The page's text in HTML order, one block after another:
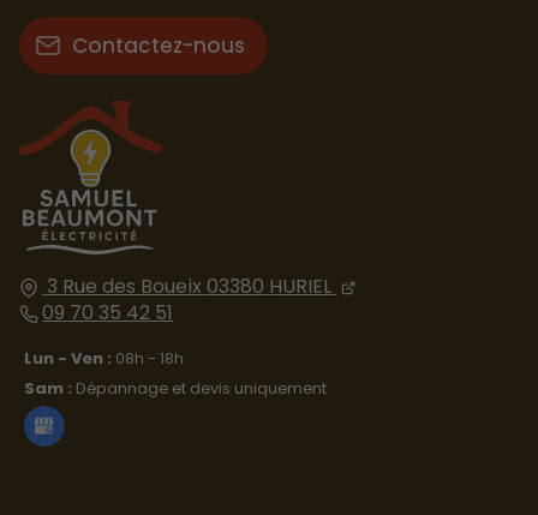
3 Rue des Boueix 03380 HURIEL
09 70 35 42 51
Lun - Ven : 08h - 18h
Sam : Dépannage et devis uniquement
Contactez-nous